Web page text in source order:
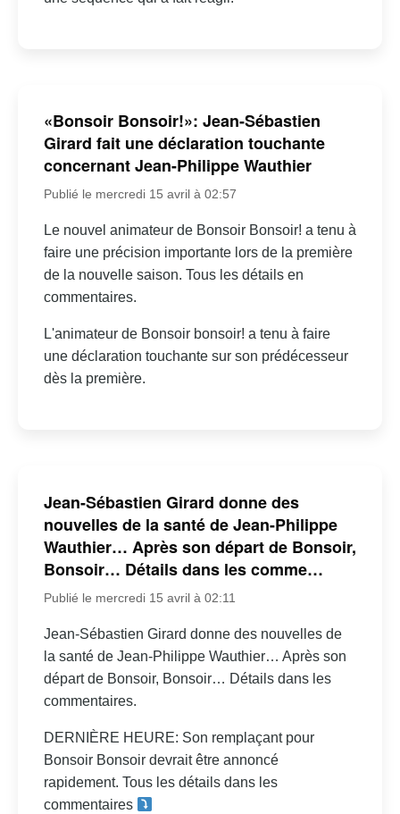
«Bonsoir Bonsoir!»: Jean-Sébastien
Girard fait une déclaration touchante
concernant Jean-Philippe Wauthier
Publié le mercredi 15 avril à 02:57
Le nouvel animateur de Bonsoir Bonsoir! a tenu à
faire une précision importante lors de la première
de la nouvelle saison. Tous les détails en
commentaires.
L'animateur de Bonsoir bonsoir! a tenu à faire
une déclaration touchante sur son prédécesseur
dès la première.
Jean-Sébastien Girard donne des
nouvelles de la santé de Jean-Philippe
Wauthier… Après son départ de Bonsoir,
Bonsoir… Détails dans les comme…
Publié le mercredi 15 avril à 02:11
Jean-Sébastien Girard donne des nouvelles de
la santé de Jean-Philippe Wauthier… Après son
départ de Bonsoir, Bonsoir… Détails dans les
commentaires.
DERNIÈRE HEURE: Son remplaçant pour
Bonsoir Bonsoir devrait être annoncé
rapidement. Tous les détails dans les
commentaires